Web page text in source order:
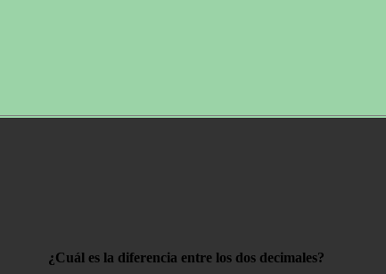
¿Cuál es la diferencia entre los dos decimales?